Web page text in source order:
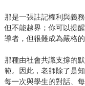
那是一張註記權利與義
但不能越界；你可以提
導者，但很難成為嚴格的
那種由社會共識支撐的
範。因此，老師除了是
每一次與學生的對話、